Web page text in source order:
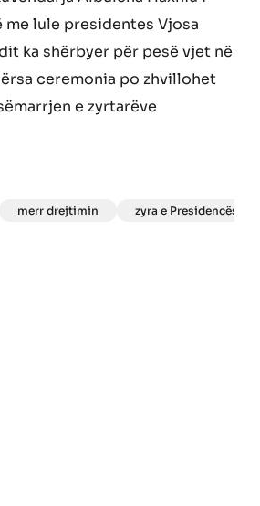
lule presidentes Vjosa
ka shërbyer për pesë vjet në
ceremonia po zhvillohet
e zyrtarëve
merr drejtimin zyra e Presidencës